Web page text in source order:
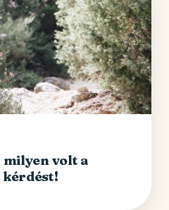
milyen volt a